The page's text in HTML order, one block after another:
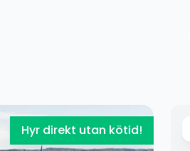
Hyr direkt utan kötid!